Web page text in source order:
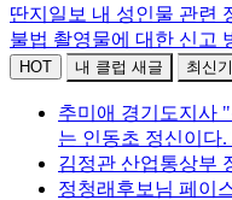
딴지일보 내 성인물 관련
불법 촬영물에 대한 신고
HOT 내 클럽 새글 최신
추미애 경기도지사
는 인동초 정신이다.
김정관 산업통상부
정청래후보님 페이